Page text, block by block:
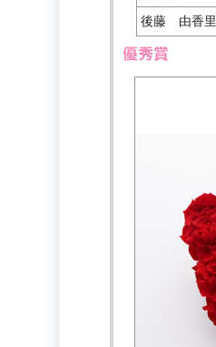
後藤 由香里